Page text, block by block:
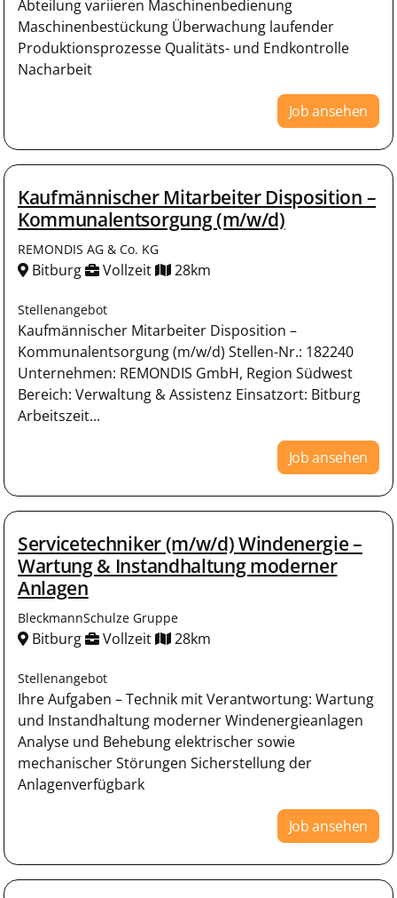
Abteilung variieren Maschinenbedienung
Maschinenbestückung Überwachung laufender
Produktionsprozesse Qualitäts- und Endkontrolle
Nacharbeit
Job ansehen
Kaufmännischer Mitarbeiter Disposition –
Kommunalentsorgung (m/w/d)
REMONDIS AG & Co. KG
Bitburg Vollzeit 28km
Stellenangebot
Kaufmännischer Mitarbeiter Disposition –
Kommunalentsorgung (m/w/d) Stellen-Nr.: 182240
Unternehmen: REMONDIS GmbH, Region Südwest
Bereich: Verwaltung & Assistenz Einsatzort: Bitburg
Arbeitszeit...
Job ansehen
Servicetechniker (m/w/d) Windenergie –
Wartung & Instandhaltung moderner
Anlagen
BleckmannSchulze Gruppe
Bitburg Vollzeit 28km
Stellenangebot
Ihre Aufgaben – Technik mit Verantwortung: Wartung
und Instandhaltung moderner Windenergieanlagen
Analyse und Behebung elektrischer sowie
mechanischer Störungen Sicherstellung der
Anlagenverfügbark
Job ansehen